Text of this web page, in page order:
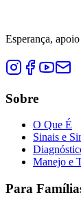
Esperança,
Sobre
O Que É
Sinais e
Manejo e
Para